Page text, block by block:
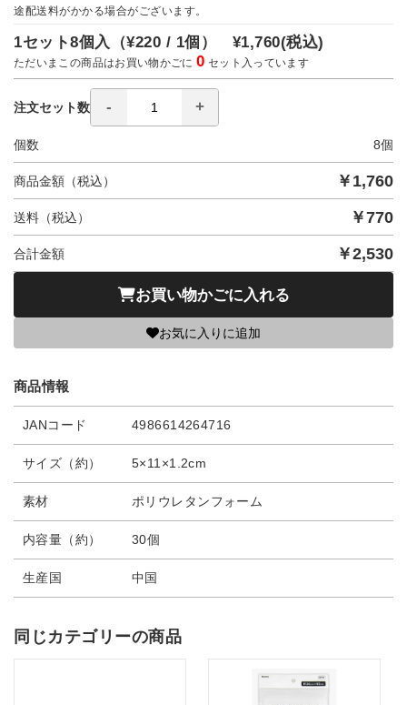
途配送料がかかる場合がございます。
1セット8個入（¥220 / 1個） ¥1,760(税込)
ただいまこの商品はお買い物かごに0 セット入っています
注文セット数
個数 8個
商品金額（税込） ￥ 1,760
送料（税込） ￥770
合計金額 ￥2,530
お買い物かごに入れる
お気に入りに追加
商品情報
JANコード 4986614264716
サイズ（約） 5×11×1.2cm
素材 ポリウレタンフォーム
内容量（約） 30個
生産国 中国
同じカテゴリーの商品